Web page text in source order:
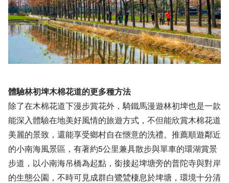
體驗林初埤木棉花道的更多種方法
除了在木棉花道下漫步賞花外，騎鐵馬漫遊林初埤也是一款
能深入體驗在地美好風情的旅遊方式，不但能欣賞木棉花道
美麗的景致，還能享受鄉村自在愜意的洗禮。推薦順遊鄰近
的小南海風景區，有著約5公里兼具散步與單車的環湖賞景
步道，以小南海吊橋為起點，銜接起埤塘旁的普陀寺與對岸
的生態公園，不時可見成群白鷺鷥棲息於埤塘，環境十分清